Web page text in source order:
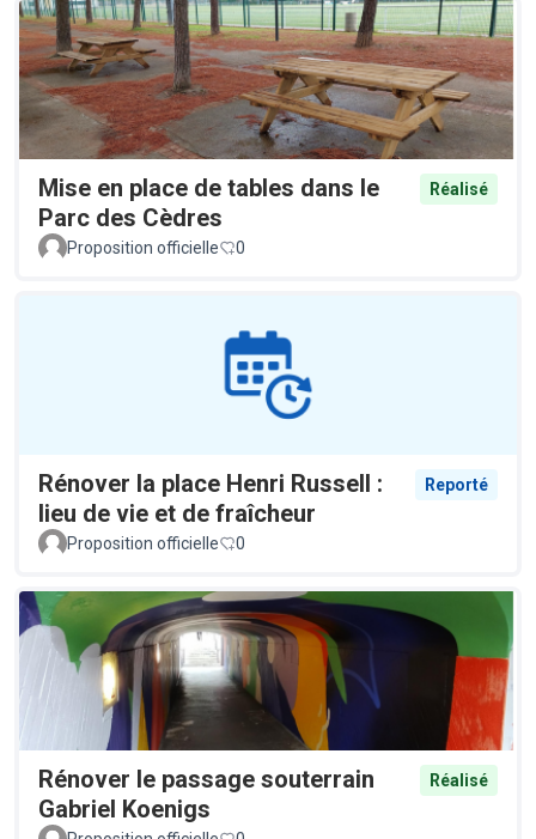
Mise en place de tables dans le
Parc des Cèdres
Réalisé
Proposition officielle 0
Rénover la place Henri Russell :
lieu de vie et de fraîcheur
Reporté
Proposition officielle 0
Rénover le passage souterrain
Gabriel Koenigs
Réalisé